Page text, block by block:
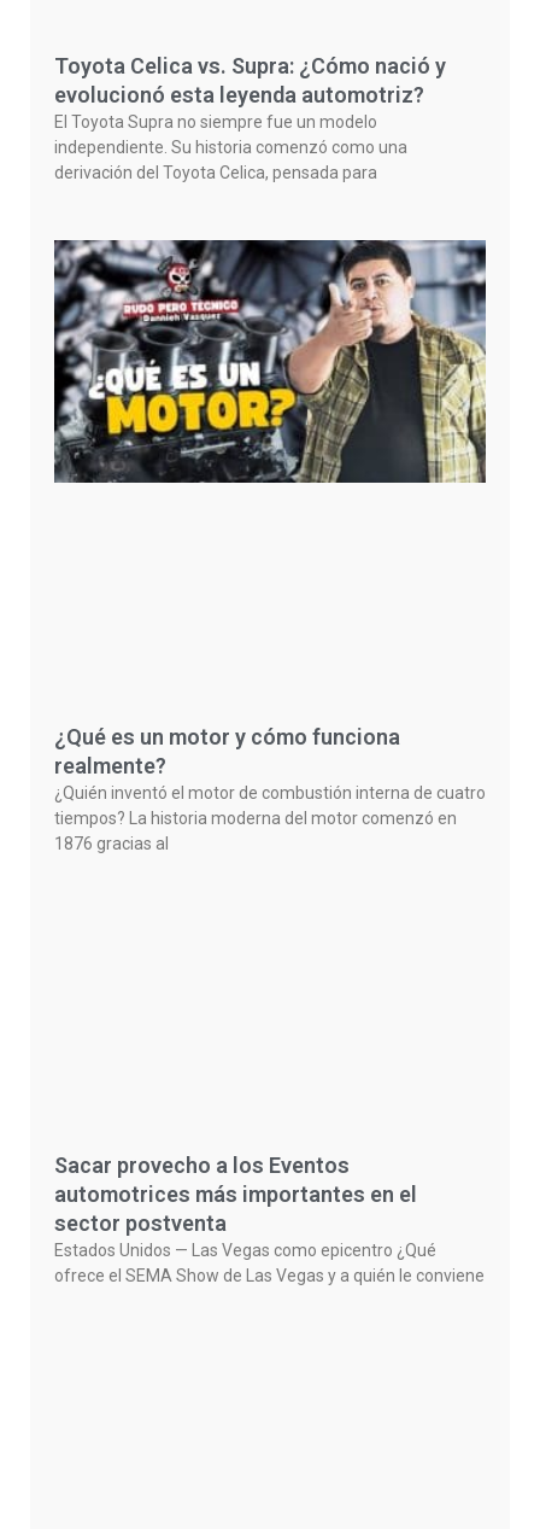
Toyota Celica vs. Supra: ¿Cómo nació y
evolucionó esta leyenda automotriz?
El Toyota Supra no siempre fue un modelo
independiente. Su historia comenzó como una
derivación del Toyota Celica, pensada para
¿Qué es un motor y cómo funciona
realmente?
¿Quién inventó el motor de combustión interna de cuatro
tiempos? La historia moderna del motor comenzó en
1876 gracias al
Sacar provecho a los Eventos
automotrices más importantes en el
sector postventa
Estados Unidos — Las Vegas como epicentro ¿Qué
ofrece el SEMA Show de Las Vegas y a quién le conviene